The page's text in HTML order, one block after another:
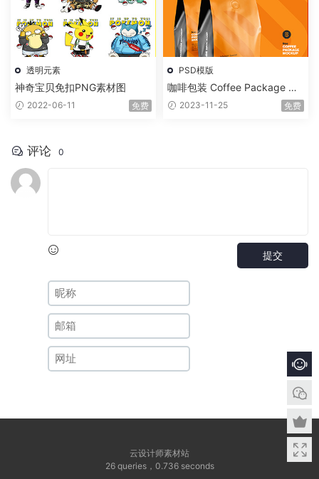
透明元素
神奇宝贝免扣PNG素材图
2022-06-11 免费
PSD模版
咖啡包装 Coffee Package Mo
ckup PSD
2023-11-25 免费
评论 0
提交
云设计师素材站
26 queries， 0.736 seconds